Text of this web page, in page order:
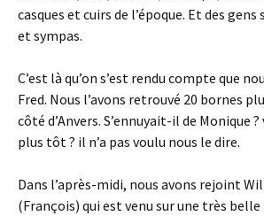
casques et cuirs de l’époque. Et des
et sympas.
C’est là qu’on s’est rendu compte que
Fred. Nous l’avons retrouvé 20 bornes
côté d’Anvers. S’ennuyait-il de
plus tôt ? il n’a pas voulu nous le dire.
Dans l’après-midi, nous avons rejoint
(François) qui est venu sur une très belle